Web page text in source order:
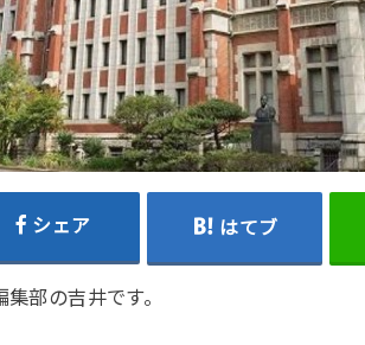
シェア はてブ
部の吉井です。